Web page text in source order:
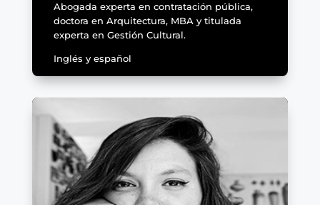
Abogada experta en contratación pública,
doctora en Arquitectura, MBA y titulada
experta en Gestión Cultural.
Inglés y español